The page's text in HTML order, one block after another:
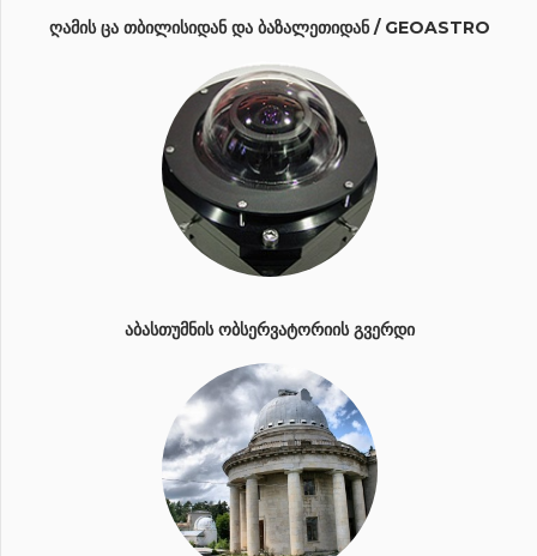
ᲦᲐᲛᲘᲡ ᲪᲐ ᲗᲑᲘᲚᲘᲡᲘᲓᲐᲜ ᲓᲐ ᲑᲐᲖᲐᲚᲔᲗᲘᲓᲐᲜ / GEOASTRO
ᲐᲑᲐᲡᲗᲣᲛᲜᲘᲡ ᲝᲑᲡᲔᲠᲕᲐᲢᲝᲠᲘᲘᲡ ᲒᲕᲔᲠᲓᲘ